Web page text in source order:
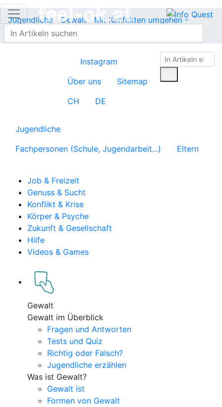
Jugendliche Gewalt
Mit Konflikten umgehen -
Veraltet
Übersicht
Instagram
Über uns
Sitemap
CH
DE
Jugendliche
Fachpersonen (Schule, Jugendarbeit...)
Eltern
Job & Freizeit
Genuss & Sucht
Konflikt & Krise
Körper & Psyche
Zukunft & Gesellschaft
Hilfe
Videos & Games
Gewalt
Gewalt im Überblick
Fragen und Antworten
Tests und Quiz
Richtig oder Falsch?
Jugendliche erzählen
Was ist Gewalt?
Gewalt ist
Formen von Gewalt